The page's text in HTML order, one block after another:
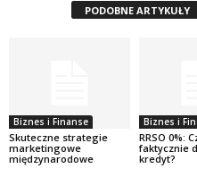
PODOBNE ARTYKUŁY
Biznes i Finanse
Skuteczne strategie
marketingowe
międzynarodowe
Biznes i
RRSO 0%:
faktycznie
kredyt?